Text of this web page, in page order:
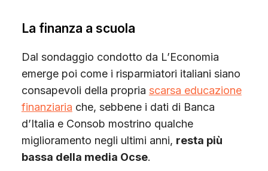
La finanza a scuola
Dal sondaggio condotto da L’Economia
emerge poi come i risparmiatori italiani siano
consapevoli della propria scarsa educazione
finanziaria che, sebbene i dati di Banca
d’Italia e Consob mostrino qualche
miglioramento negli ultimi anni, resta più
bassa della media Ocse.